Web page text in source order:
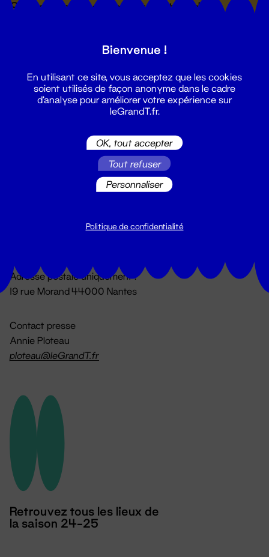
Suivez toutes les actualités du
Du lundi au vendredi 14h → 18h
Adresse postale uniquement :
19 rue Morand 44000 Nantes
Contact presse
Annie Ploteau
ploteau@leGrandT.fr
Retrouvez tous les lieux de
la saison 24-25
Bienvenue !
En utilisant ce site, vous acceptez que les cookies
soient utilisés de façon anonyme dans le cadre
d'analyse pour améliorer votre expérience sur
leGrandT.fr.
OK, tout accepter
Tout refuser
Personnaliser
Politique de confidentialité